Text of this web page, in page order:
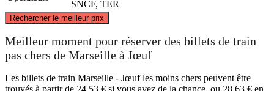
SNCF, TER
Rechercher le meilleur prix
Meilleur moment pour réserver des billets de train
pas chers de Marseille à Jœuf
Les billets de train Marseille - Jœuf les moins chers peuvent être
trouvés à partir de 24,53 € si vous avez de la chance, ou 28,63 € en